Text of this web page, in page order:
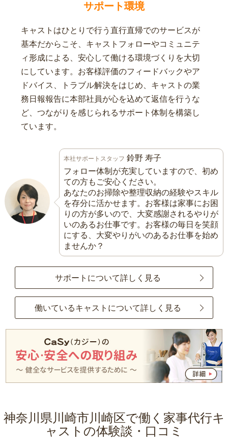
サポート環境
キャストはひとりで行う直行直帰でのサービスが
基本だからこそ、キャストフォローやコミュニテ
ィ形成による、安心して働ける環境づくりを大切
にしています。お客様評価のフィードバックやア
ドバイス、トラブル解決をはじめ、キャストの業
務日報報告に本部社員が心を込めて返信を行うな
ど、つながりを感じられるサポート体制を構築し
ています。
本社サポートスタッフ 鈴野 寿子
フォロー体制が充実していますので、初め
ての方もご安心ください。
あなたのお掃除や整理収納の経験やスキル
を存分に活かせます。お客様は家事にお困
りの方が多いので、大変感謝されるやりが
いのあるお仕事です。お客様の毎日を笑顔
にする、大変やりがいのあるお仕事を始め
ませんか？
サポートについて詳しく見る
働いているキャストについて詳しく見る
神奈川県川崎市川崎区で働く家事代行キ
ャストの体験談・口コミ